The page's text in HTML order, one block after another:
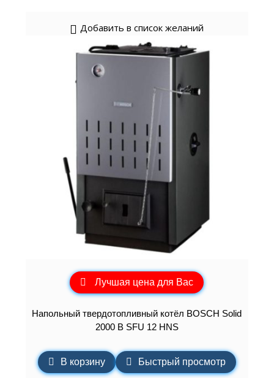
Добавить в список желаний
Лучшая цена для Вас
Напольный твердотопливный котёл BOSCH Solid
2000 B SFU 12 HNS
В корзину Быстрый просмотр